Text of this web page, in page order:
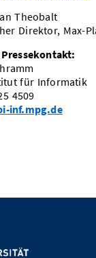
Theobalt
Direktor, Max-
für Informatik
4509
inf.mpg.de